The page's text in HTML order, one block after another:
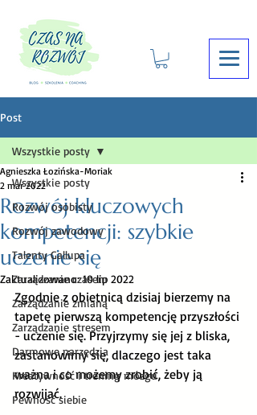
Post
Wszystkie posty
Rozwój osobisty
Rozwój zawodowy
Talenty Gallupa
Zarządzanie czasem
Zarządzanie zmianą
Zarządzanie stresem
Darmowe narzędzia
Kreatywność i trening mózgu
Pewność siebie
Wszystkie posty
Rozwój kluczowych
kompetencji: szybkie
uczenie się
Agnieszka Łozińska-Moriak
2 mar 2022
Zaktualizowano:10 lip 2022
Zgodnie z obietnicą dzisiaj bierzemy na
tapetę pierwszą kompetencję przyszłości
- uczenie się. Przyjrzymy się jej z bliska,
zastanowimy się, dlaczego jest taka
ważna i co możemy zrobić, żeby ją
rozwijać.